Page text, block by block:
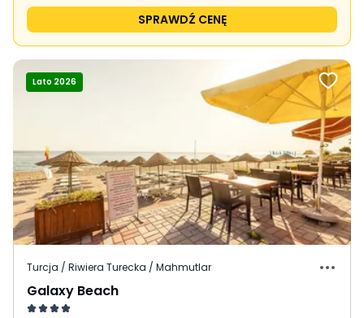
SPRAWDŹ CENĘ
Lato 2026
Turcja / Riwiera Turecka / Mahmutlar
Galaxy Beach